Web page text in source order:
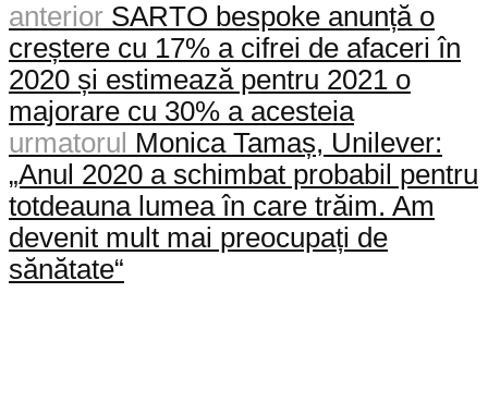
anterior SARTO bespoke anunță o
creștere cu 17% a cifrei de afaceri în
2020 și estimează pentru 2021 o
majorare cu 30% a acesteia
urmatorul Monica Tamaș, Unilever:
„Anul 2020 a schimbat probabil pentru
totdeauna lumea în care trăim. Am
devenit mult mai preocupați de
sănătate“